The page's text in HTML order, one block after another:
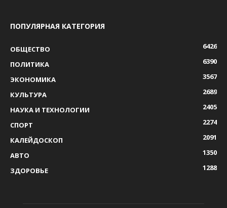
ПОПУЛЯРНАЯ КАТЕГОРИЯ
ОБЩЕСТВО
6426
ПОЛИТИКА
6390
ЭКОНОМИКА
3567
КУЛЬТУРА
2689
НАУКА И ТЕХНОЛОГИИ
2405
СПОРТ
2274
КАЛЕЙДОСКОП
2091
АВТО
1350
ЗДОРОВЬЕ
1288